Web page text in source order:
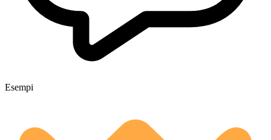
Esempi